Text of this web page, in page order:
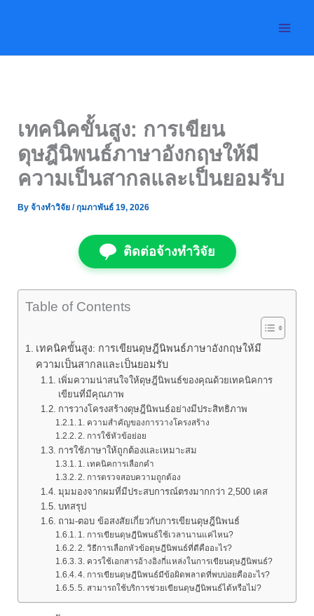
เทคนิคขั้นสูง: การเขียน
ดุษฎีนิพนธ์ภาษาอังกฤษให้มี
ความเป็นสากลและเป็นยอมรับ
By จ้างทำวิจัย /กุมภาพันธ์ 19, 2026
ติดต่อจ้างทำวิจัย
Table of Contents
เทคนิคขั้นสูง: การเขียนดุษฎีนิพนธ์ภาษาอังกฤษให้มี
ความเป็นสากลและเป็นยอมรับ
เพิ่มความน่าสนใจให้ดุษฎีนิพนธ์ของคุณด้วยเทคนิคการ
เขียนที่มีคุณภาพ
การวางโครงสร้างดุษฎีนิพนธ์อย่างมีประสิทธิภาพ
1. ความสำคัญของการวางโครงสร้าง
2. การใช้หัวข้อย่อย
การใช้ภาษาให้ถูกต้องและเหมาะสม
1. เทคนิคการเลือกคำ
2. การตรวจสอบความถูกต้อง
มุมมองจากผมที่มีประสบการณ์ตรงมากกว่า 2,500 เคส
บทสรุป
ถาม-ตอบ ข้อสงสัยเกี่ยวกับการเขียนดุษฎีนิพนธ์
1. การเขียนดุษฎีนิพนธ์ใช้เวลานานแค่ไหน?
2. วิธีการเลือกหัวข้อดุษฎีนิพนธ์ที่ดีคืออะไร?
3. ควรใช้เอกสารอ้างอิงกี่แหล่งในการเขียนดุษฎีนิพนธ์?
4. การเขียนดุษฎีนิพนธ์มีข้อผิดพลาดที่พบบ่อยคืออะไร?
5. สามารถใช้บริการช่วยเขียนดุษฎีนิพนธ์ได้หรือไม่?